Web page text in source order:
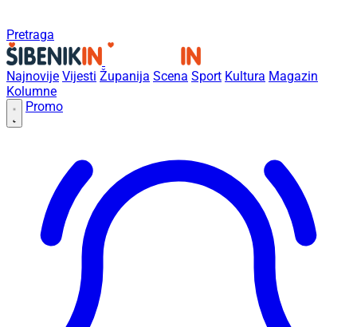
Pretraga
Najnovije Vijesti Županija Scena Sport Kultura Magazin
Kolumne
Promo